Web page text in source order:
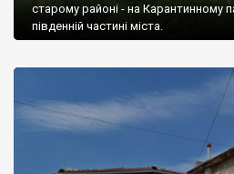
старому районі - на Карантинному
південній частині міста.